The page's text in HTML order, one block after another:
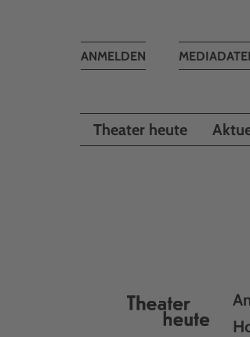
Toggle
ANMELDEN
Theater heute